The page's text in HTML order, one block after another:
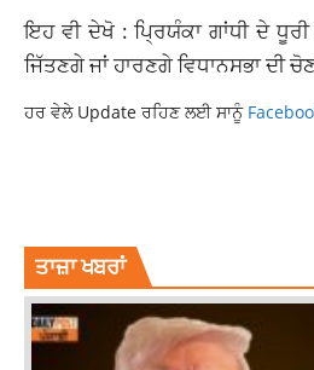
ਇਹ ਵੀ ਦੇਖੋ : ਪ੍ਰਿਯੰਕਾ ਗਾਂਧੀ ਦੇ
ਜਿੱਤਣਗੇ ਜਾਂ ਹਾਰਣਗੇ ਵਿਧਾਨਸਭਾ ਦੀ
ਹਰ ਵੇਲੇ Update ਰਹਿਣ ਲਈ ਸਾਨੂੰ
ਤਾਜ਼ਾ ਖਬਰਾਂ